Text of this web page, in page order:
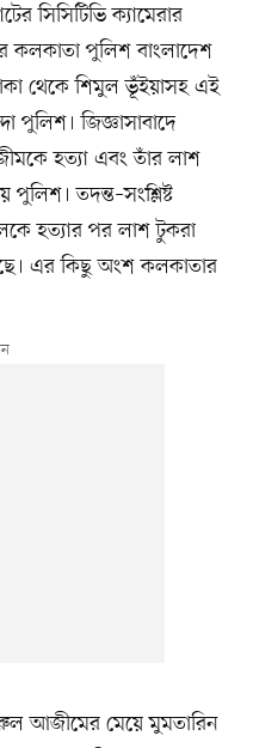
সিসিটিভি ক্যামেরার
কলকাতা পুলিশ বাংলাদেশ
থেকে শিমুল ভূঁইয়াসহ এই
পুলিশ। জিজ্ঞাসাবাদে
হত্যা এবং তাঁর লাশ
তদন্ত–সংশ্লিষ্ট
হত্যার পর লাশ টুকরা
এর কিছু অংশ কলকাতার
আজীমের মেয়ে মুমতারিন